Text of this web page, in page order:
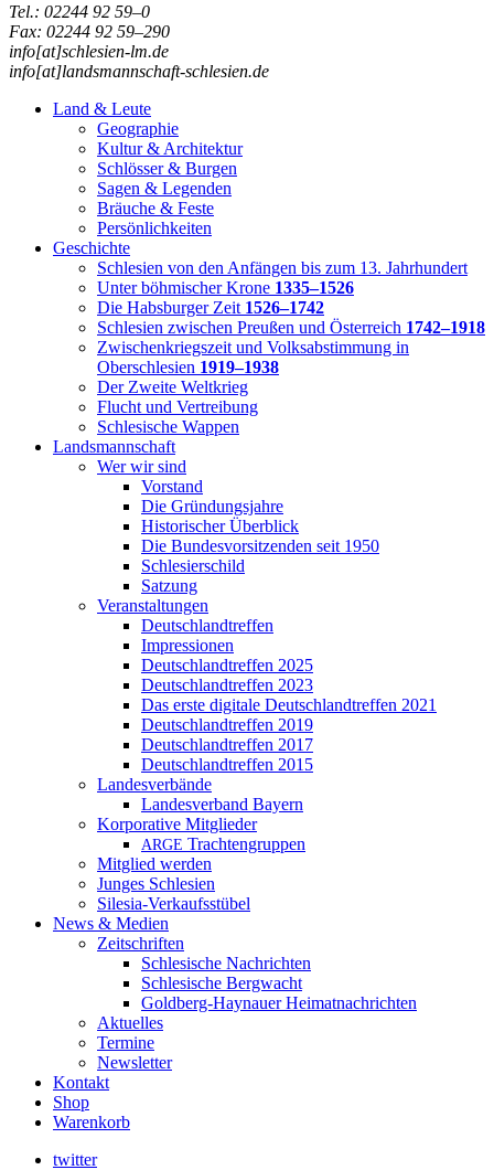
Tel.: 02244 92 59–0
Fax: 02244 92 59–290
info[at]schlesien-lm.de
info[at]landsmannschaft-schlesien.de
Land & Leute
Geographie
Kultur & Architektur
Schlösser & Burgen
Sagen & Legenden
Bräuche & Feste
Persönlichkeiten
Geschichte
Schlesien von den Anfängen bis zum 13. Jahrhundert
Unter böhmischer Krone 1335–1526
Die Habsburger Zeit 1526–1742
Schlesien zwischen Preußen und Österreich 1742–1918
Zwischenkriegszeit und Volksabstimmung in
Oberschlesien 1919–1938
Der Zweite Weltkrieg
Flucht und Vertreibung
Schlesische Wappen
Landsmannschaft
Wer wir sind
Vorstand
Die Gründungsjahre
Historischer Überblick
Die Bundesvorsitzenden seit 1950
Schlesierschild
Satzung
Veranstaltungen
Deutschlandtreffen
Impressionen
Deutschlandtreffen 2025
Deutschlandtreffen 2023
Das erste digitale Deutschlandtreffen 2021
Deutschlandtreffen 2019
Deutschlandtreffen 2017
Deutschlandtreffen 2015
Landesverbände
Landesverband Bayern
Korporative Mitglieder
ARGE Trachtengruppen
Mitglied werden
Junges Schlesien
Silesia-Verkaufsstübel
News & Medien
Zeitschriften
Schlesische Nachrichten
Schlesische Bergwacht
Goldberg-Haynauer Heimatnachrichten
Aktuelles
Termine
Newsletter
Kontakt
Shop
Warenkorb
twitter